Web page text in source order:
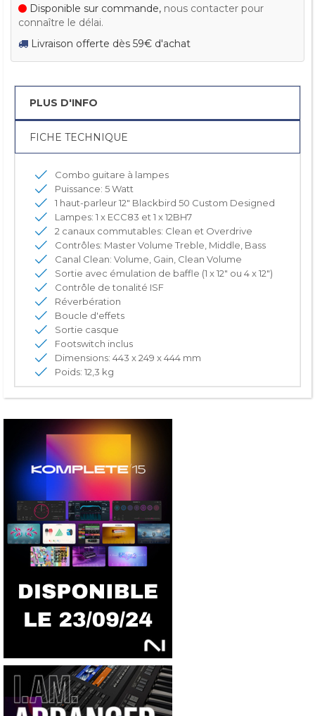
Disponible sur commande, nous contacter pour
connaître le délai.
Livraison offerte dès 59€ d'achat
PLUS D'INFO
FICHE TECHNIQUE
Combo guitare à lampes
Puissance: 5 Watt
1 haut-parleur 12" Blackbird 50 Custom Designed
Lampes: 1 x ECC83 et 1 x 12BH7
2 canaux commutables: Clean et Overdrive
Contrôles: Master Volume Treble, Middle, Bass
Canal Clean: Volume, Gain, Clean Volume
Sortie avec émulation de baffle (1 x 12" ou 4 x 12")
Contrôle de tonalité ISF
Réverbération
Boucle d'effets
Sortie casque
Footswitch inclus
Dimensions: 443 x 249 x 444 mm
Poids: 12,3 kg